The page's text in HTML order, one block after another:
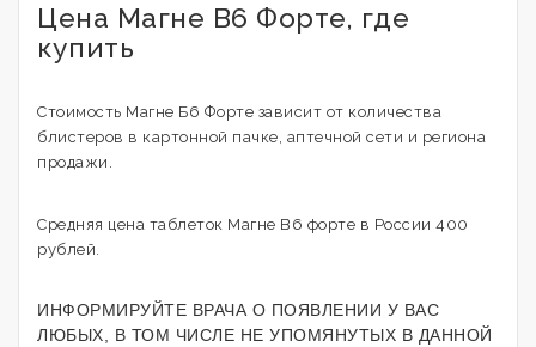
Цена Магне В6 Форте, где
купить
Стоимость Магне Б6 Форте зависит от количества
блистеров в картонной пачке, аптечной сети и региона
продажи.
Средняя цена таблеток Магне B6 форте в России 400
рублей.
ИНФОРМИРУЙТЕ ВРАЧА О ПОЯВЛЕНИИ У ВАС
ЛЮБЫХ, В ТОМ ЧИСЛЕ НЕ УПОМЯНУТЫХ В ДАННОЙ